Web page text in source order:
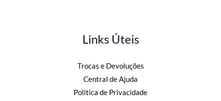
Links Úteis
Trocas e Devoluções
Central de Ajuda
Politica de Privacidade